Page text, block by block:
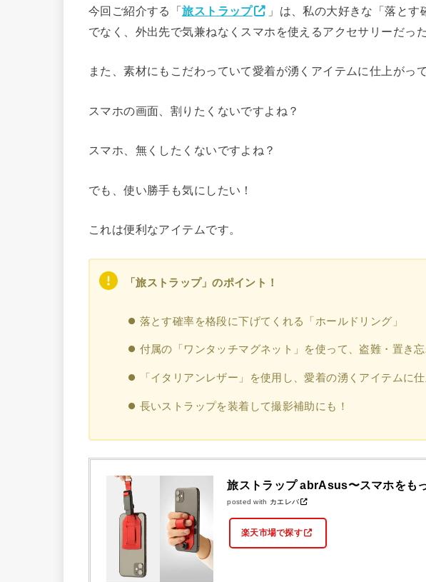
今回ご紹介する「旅ストラップ
」は、私の大好きな「落と
でなく、外出先で気兼ねなくスマホを使えるアクセサリーだっ
また、素材にもこだわっていて愛着が湧くアイテムに仕上がっ
スマホの画面、割りたくないですよね？
スマホ、無くしたくないですよね？
でも、使い勝手も気にしたい！
これは便利なアイテムです。
「旅ストラップ」のポイント！
落とす確率を格段に下げてくれる「ホールドリング」
付属の「ワンタッチマグネット」を使って、盗難・置き忘
「イタリアンレザー」を使用し、愛着の湧くアイテムに仕
長いストラップを装着して撮影補助にも！
旅ストラップ abrAsus〜スマホをも
posted with カエレバ
楽天市場で探す